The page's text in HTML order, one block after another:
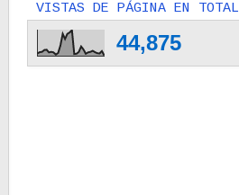
VISTAS DE PÁGINA EN TOTAL
44,875